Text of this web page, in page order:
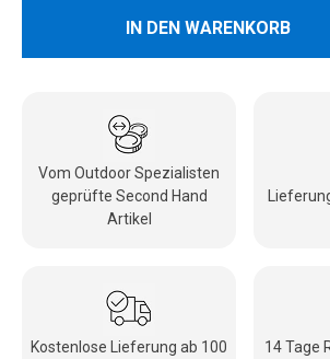
IN DEN WARENKORB
Vom Outdoor Spezialisten
geprüfte Second Hand
Artikel
Kostenlose Lieferung ab 100
14 Tage